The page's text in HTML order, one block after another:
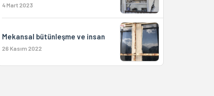
4 Mart 2023
Mekansal bütünleşme ve insan
26 Kasım 2022